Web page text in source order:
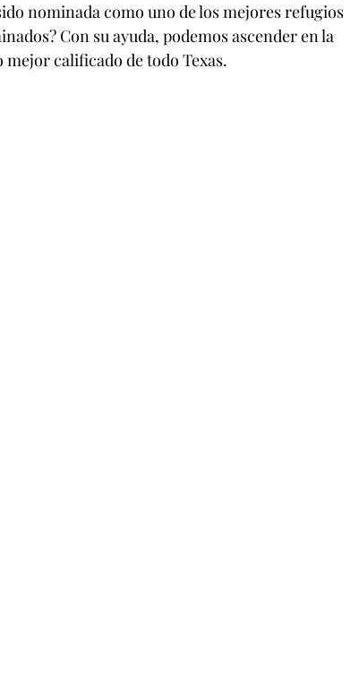
nominada como uno de los mejores refugios
Con su ayuda, podemos ascender en la
mejor calificado de todo Texas.